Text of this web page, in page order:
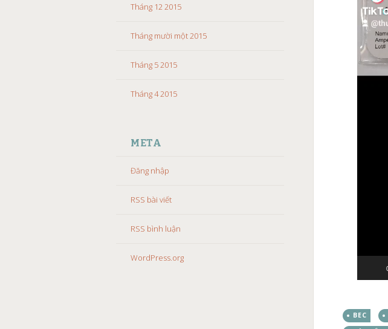
Tháng 12 2015
Tháng mười một 2015
Tháng 5 2015
Tháng 4 2015
META
Đăng nhập
RSS bài viết
RSS bình luận
WordPress.org
BEC